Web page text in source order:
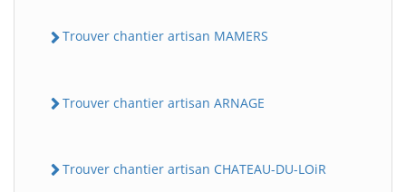
Trouver chantier artisan MAMERS
Trouver chantier artisan ARNAGE
Trouver chantier artisan CHATEAU-DU-LOiR